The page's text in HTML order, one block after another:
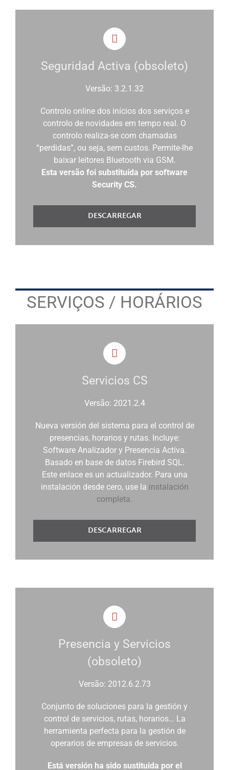
Seguridad Activa (obsoleto)
Versão: 3.2.1.32
Controlo online dos inícios dos serviços e
controlo de novidades em tempo real. O
controlo realiza-se com chamadas
“perdidas”, ou seja, sem custos. Permite-lhe
baixar leitores Bluetooth via GSM.
Esta versão foi substituída por software
Security CS.
DESCARREGAR
SERVIÇOS / HORÁRIOS
Servicios CS
Versão: 2021.2.4
Nueva versión del sistema para el control de
presencias, horarios y rutas. Incluye:
Software Analizador y Presencia Activa.
Basado en base de datos Firebird SQL.
Este enlace es un actualizador. Para una
instalación desde cero, use la instalación
completa.
DESCARREGAR
Presencia y Servicios
(obsoleto)
Versão: 2012.6.2.73
Conjunto de soluciones para la gestión y
control de servicios, rutas, horarios… La
herramienta perfecta para la gestión de
operarios de empresas de servicios.
Está versión ha sido sustituida por el